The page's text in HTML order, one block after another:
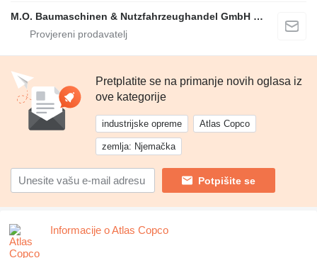
M.O. Baumaschinen & Nutzfahrzeughandel GmbH & CO.
Pretplatite se na primanje novih oglasa iz
ove kategorije
industrijske opreme Atlas Copco
zemlja: Njemačka
Potpišite se
Informacije o Atlas Copco